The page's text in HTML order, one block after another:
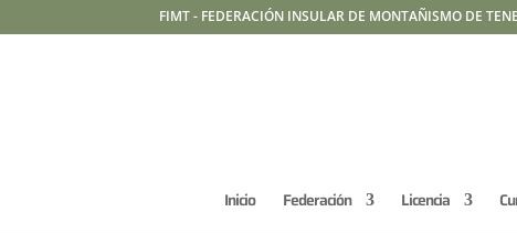
FIMT - FEDERACIÓN INSULAR DE MONTAÑISMO DE
Inicio Federación Licencia